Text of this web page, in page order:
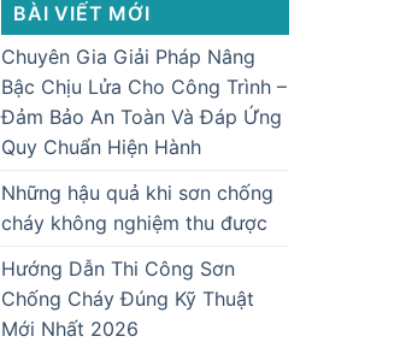
BÀI VIẾT MỚI
Chuyên Gia Giải Pháp Nâng
Bậc Chịu Lửa Cho Công Trình –
Đảm Bảo An Toàn Và Đáp Ứng
Quy Chuẩn Hiện Hành
Những hậu quả khi sơn chống
cháy không nghiệm thu được
Hướng Dẫn Thi Công Sơn
Chống Cháy Đúng Kỹ Thuật
Mới Nhất 2026